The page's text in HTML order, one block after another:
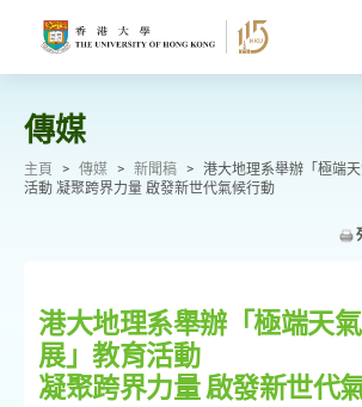
傳媒
主頁 > 傳媒 > 新聞稿 > 港大地理系舉辦「極端
活動 凝聚跨界力量 啟發新世代氣候行動
港大地理系舉辦「極端天
展」教育活動
凝聚跨界力量 啟發新世代